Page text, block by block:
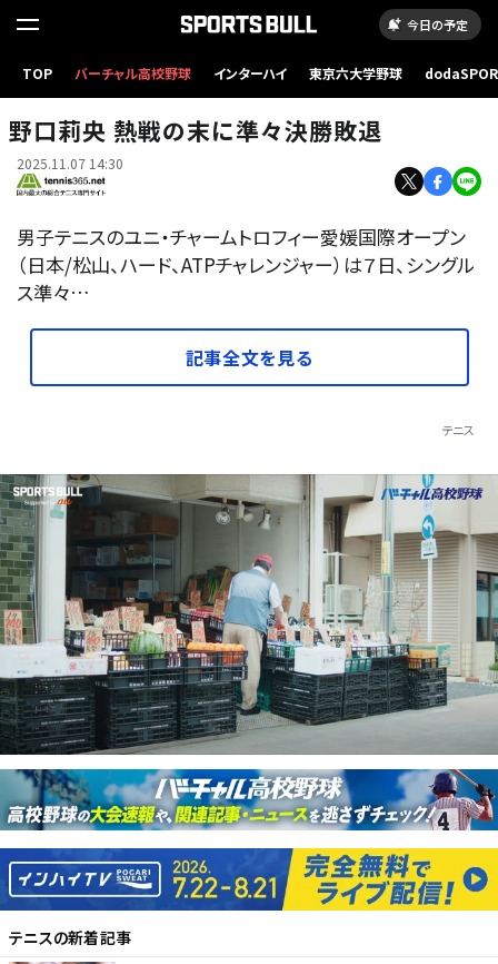
今日の予定
TOP バーチャル高校野球 インターハイ 東京六大学野球
野口莉央 熱戦の末に準々決勝敗退
2025.11.07 14:30
男子テニスのユニ・チャームトロフィー愛媛国際オープン
（日本/松山、ハード、ATPチャレンジャー）は７日、シングル
ス準々…
記事全文を見る
テニス
テニスの新着記事